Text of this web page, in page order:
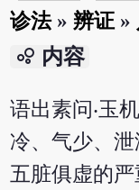
诊法» 辨证 »
bubble_chart 内容
语出素问‧玉
冷、气少、
五脏俱虚的